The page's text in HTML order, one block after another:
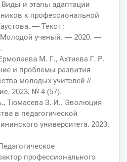
и этапы адаптации
к профессиональной
— Текст :
Молодой ученый. — 2020. —
М. Г., Ахтиева Г. Р.
и проблемы развития
молодых учителей //
2023. № 4 (57).
Тюмасева З. И., Эволюция
в педагогической
университета. 2023.
профессионального